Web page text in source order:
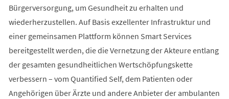
Bürgerversorgung, um Gesundheit zu erhalten und
wiederherzustellen. Auf Basis exzellenter Infrastruktur und
einer gemeinsamen Plattform können Smart Services
bereitgestellt werden, die die Vernetzung der Akteure entlang
der gesamten gesundheitlichen Wertschöpfungskette
verbessern – vom Quantified Self, dem Patienten oder
Angehörigen über Ärzte und andere Anbieter der ambulanten